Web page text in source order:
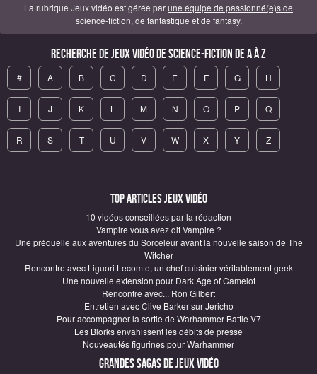
La rubrique Jeux vidéo est gérée parune équipe de passionné(e)s de
science-fiction, de fantastique et de fantasy.
Recherche de Jeux vidéo de science-fiction de A à Z
# A B C D E F G H
I J K L M N O P Q
R S T U V W X Y Z
Top articles Jeux vidéo
10 vidéos conseillées par la rédaction
Vampire vous avez dit Vampire ?
Une préquelle aux aventures du Sorceleur avant la nouvelle saison de The
Witcher
Rencontre avec Liguori Lecomte, un chef cuisinier véritablement geek
Une nouvelle extension pour Dark Age of Camelot
Rencontre avec... Ron Gilbert
Entretien avec Clive Barker sur Jericho
Pour accompagner la sortie de Warhammer Battle V7
Les Blorks envahissent les débits de presse
Nouveautés figurines pour Warhammer
Grandes sagas de Jeux vidéo